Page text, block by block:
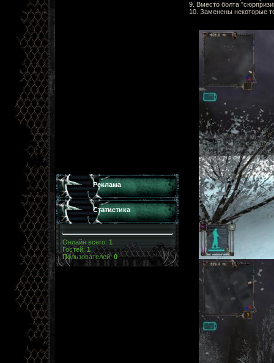
Реклама
Статистика
Онлайн всего: 1
Гостей: 1
Пользователей:0
9. Вместо болта
10. Заменены некоторые